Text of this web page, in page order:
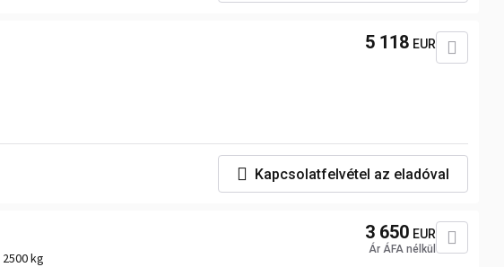
5 118 EUR
Kapcsolatfelvétel az eladóval
2500 kg
3 650 EUR
Ár ÁFA nélkül